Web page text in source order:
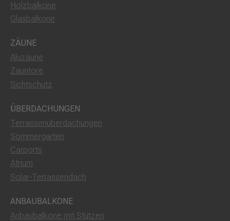
Holzbalkone
Glasbalkone
ZÄUNE
Aluzäune
Zauntore
Sichtschutz
ÜBERDACHUNGEN
Terrassenüberdachungen
Sommergarten
Carports
Atrium
Solar-Terrassendach
ANBAUBALKONE
Anbaubalkone mit Stützen